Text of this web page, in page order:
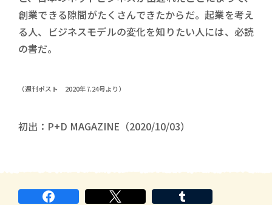
創業できる隙間がたくさんできたからだ。起業を考え
る人、ビジネスモデルの変化を知りたい人には、必読
の書だ。
（週刊ポスト 2020年7.24号より）
初出：P+D MAGAZINE（2020/10/03）